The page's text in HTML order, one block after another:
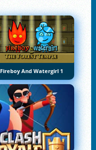
Fireboy And Watergirl 1